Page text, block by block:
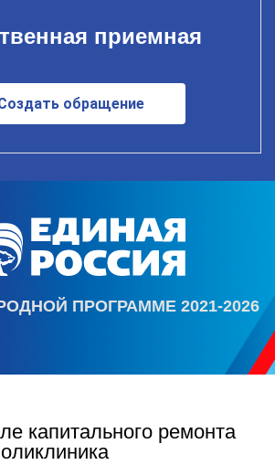
приемная
обращение
ПРОГРАММЕ 2021-2026
капитального ремонта